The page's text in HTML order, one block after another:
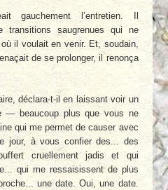
gauchement l’entretien. Il
saugrenues qui ne
il voulait en venir. Et, soudain,
de se prolonger, il renonça
déclara-t-il en laissant voir un
— beaucoup plus que vous ne
qui me permet de causer avec
jour, à vous confier des... des
cruellement jadis et qui
qui me ressaisissent de plus
une date. Oui, une date.